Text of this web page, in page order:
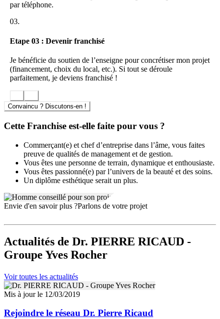
formation initiale approfondie, suivi terrain, mises à jour des
protocoles techniques et dynamique réseau. Dr. Pierre Ricaud
apporte un support continu pour assurer le démarrage, le pilotage de
Intégrer un réseau solide et visionnaire
La marque Dr. Pierre Ricaud, adossée au Groupe Rocher, s’inscrit
dans la stratégie d’un acteur majeur de la beauté française. Ce socle
permet aux franchisés de bénéficier d’outils, de ressources et d’une
notoriété qui facilitent l’implantation et favorisent la pérennité de
par téléphone.
03.
Etape 03 : Devenir franchisé
Je bénéficie du soutien de l’enseigne pour concrétiser mon projet
(financement, choix du local, etc.). Si tout se déroule
parfaitement, je deviens franchisé !
Convaincu ? Discutons-en !
Cette Franchise est-elle faite pour vous ?
Commerçant(e) et chef d’entreprise dans l’âme, vous faites
preuve de qualités de management et de gestion.
Vous êtes une personne de terrain, dynamique et enthousiaste.
Vous êtes passionné(e) par l’univers de la beauté et des soins.
Un diplôme esthétique serait un plus.
Envie d'en savoir plus ?Parlons de votre projet
Actualités de Dr. PIERRE RICAUD -
Groupe Yves Rocher
Voir toutes les actualités
Mis à jour le 12/03/2019
Rejoindre le réseau Dr. Pierre Ricaud